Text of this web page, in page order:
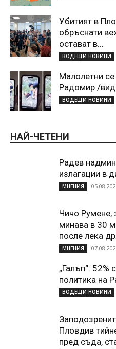
Убитият в
обръснати
остават в...
ВОДЕЩИ НОВИНИ
Малолетни
Радомир /
ВОДЕЩИ НОВИНИ
НАЙ-ЧЕТЕНИ
Радев
излагации в
МНЕНИЯ
Чичо Румене,
минава в 30
после лека
МНЕНИЯ
„Галъп“: 52%
политика на
ВОДЕЩИ НОВИНИ
Пловдив
пред съда,